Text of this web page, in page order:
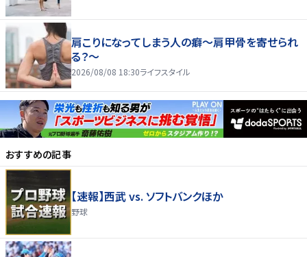
肩こりになってしまう人の癖～肩甲骨を寄せられ
る？～
2026/08/08 18:30ライフスタイル
おすすめの記事
【速報】西武 vs. ソフトバンクほか
野球